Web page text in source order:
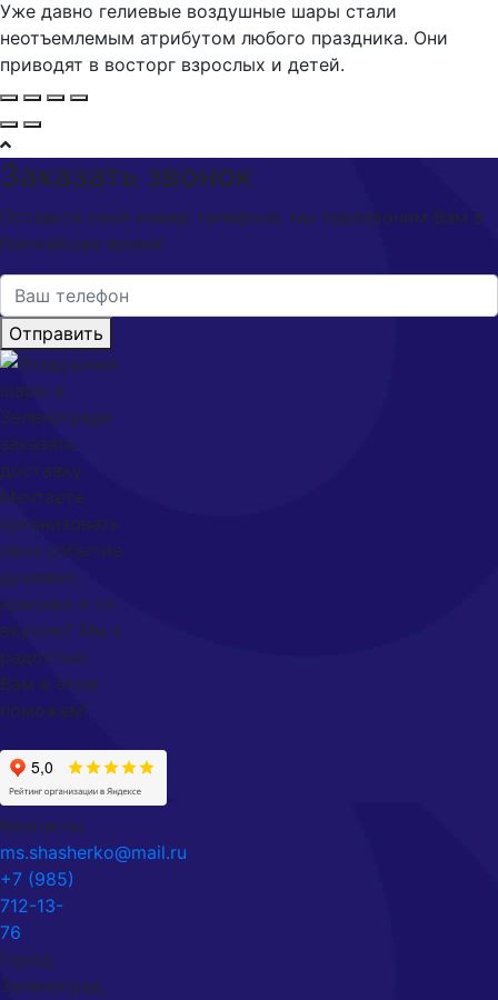
Уже давно гелиевые воздушные шары стали
неотъемлемым атрибутом любого праздника. Они
приводят в восторг взрослых и детей.
Заказать звонок
Оставьте свой номер телефона, мы перезвоним Вам в
ближайшее время!
Отправить
Мечтаете
организовать
свое событие
душевно,
красиво и со
вкусом? Мы с
радостью
Вам в этом
поможем!
Контакты
ms.shasherko@mail.ru
+7 (985)
712-13-
76
Город
Зеленоград,